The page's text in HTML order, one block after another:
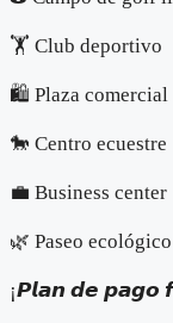
🏋️ Club deportivo
🛍️ Plaza comercial
🐎 Centro ecuestre
💼 Business center
🌿 Paseo ecológico
¡𝙋𝙡𝙖𝙣 𝙙𝙚 𝙥𝙖𝙜𝙤